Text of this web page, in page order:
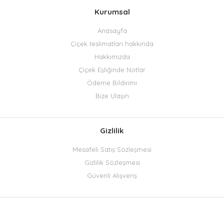
Kurumsal
Anasayfa
Çiçek teslimatları hakkında
Hakkımızda
Çiçek Eşliğinde Notlar
Ödeme Bildirimi
Bize Ulaşın
Gizlilik
Mesafeli Satış Sözleşmesi
Gizlilik Sözleşmesi
Güvenli Alışveriş